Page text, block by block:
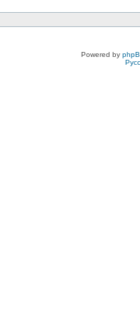
Powered by